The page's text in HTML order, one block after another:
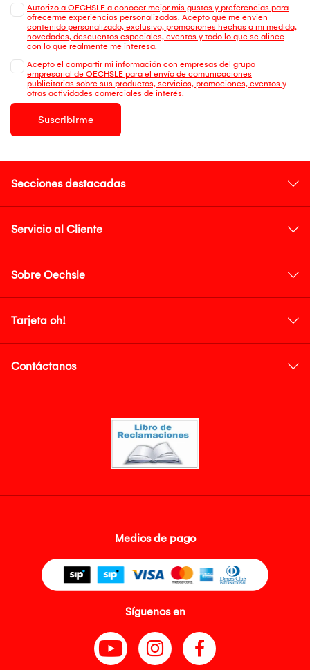
Autorizo a OECHSLE a conocer mejor mis gustos y preferencias para
ofrecerme experiencias personalizadas. Acepto que me envien
contenido personalizado, exclusivo, promociones hechas a mi medida,
novedades, descuentos especiales, eventos y todo lo que se alinee
con lo que realmente me interesa.
Acepto el compartir mi información con empresas del grupo
empresarial de OECHSLE para el envío de comunicaciones
publicitarias sobre sus productos, servicios, promociones, eventos y
otras actividades comerciales de interés.
Suscribirme
Secciones destacadas
Servicio al Cliente
Sobre Oechsle
Tarjeta oh!
Contáctanos
Medios de pago
Síguenos en